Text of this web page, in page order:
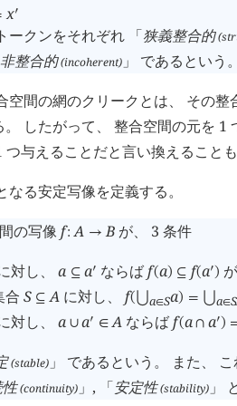
x󰎘
ークンをそれぞれ 「狭義整合的
非整合的(incoherent) 」 であるという
空間の網のクリークとは、 その
したがって、 整合空間の元を 1
与えることだと言い換えること
る安定写像を定義する。
の写像f: A → B が、 3 条件
対し、a ⊆ a󰎘 ならばf(a) ⊆ f(a󰎘)
合 S ⊆ Aに対し、 f( ⋃a∈Sa) = ⋃a∈S
対し、a ∪ a󰎘 ∈ A ならばf(a ∩ a󰎘 )
(stable)」 であるという。 また、
(continuity) 」, 「安定性(stability) 」